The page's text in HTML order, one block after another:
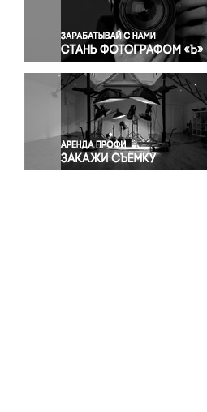
Правосудие
Происшествия и конфликты
Религия
Светская жизнь
Спорт
Экология
Экономика и бизнес